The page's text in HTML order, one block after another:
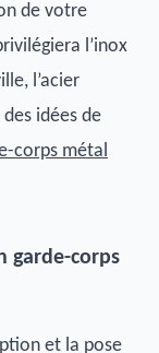
de votre
l’inox
l’acier
idées de
corps métal
garde-corps
et la pose